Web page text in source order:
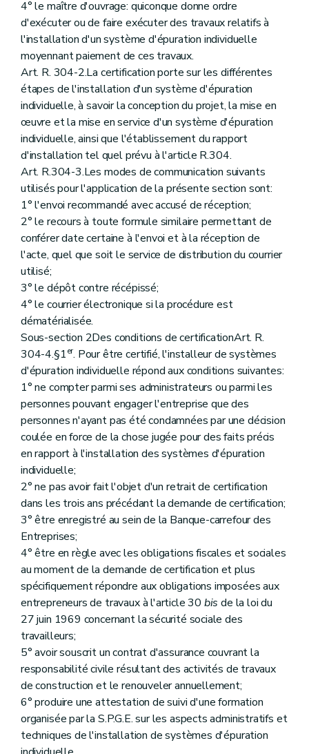
4° le maître d'ouvrage: quiconque donne ordre
d'exécuter ou de faire exécuter des travaux relatifs à
l'installation d'un système d'épuration individuelle
moyennant paiement de ces travaux.
Art. R. 304-2.La certification porte sur les différentes
étapes de l'installation d'un système d'épuration
individuelle, à savoir la conception du projet, la mise en
œuvre et la mise en service d'un système d'épuration
individuelle, ainsi que l'établissement du rapport
d'installation tel quel prévu à l'article R.304.
Art. R.304-3.Les modes de communication suivants
utilisés pour l'application de la présente section sont:
1° l'envoi recommandé avec accusé de réception;
2° le recours à toute formule similaire permettant de
conférer date certaine à l'envoi et à la réception de
l'acte, quel que soit le service de distribution du courrier
utilisé;
3° le dépôt contre récépissé;
4° le courrier électronique si la procédure est
dématérialisée.
Sous-section 2Des conditions de certificationArt. R.
304-4.§1er. Pour être certifié, l'installeur de systèmes
d'épuration individuelle répond aux conditions suivantes:
1° ne compter parmi ses administrateurs ou parmi les
personnes pouvant engager l'entreprise que des
personnes n'ayant pas été condamnées par une décision
coulée en force de la chose jugée pour des faits précis
en rapport à l'installation des systèmes d'épuration
individuelle;
2° ne pas avoir fait l'objet d'un retrait de certification
dans les trois ans précédant la demande de certification;
3° être enregistré au sein de la Banque-carrefour des
Entreprises;
4° être en règle avec les obligations fiscales et sociales
au moment de la demande de certification et plus
spécifiquement répondre aux obligations imposées aux
entrepreneurs de travaux à l'article 30 bis de la loi du
27 juin 1969 concernant la sécurité sociale des
travailleurs;
5° avoir souscrit un contrat d'assurance couvrant la
responsabilité civile résultant des activités de travaux
de construction et le renouveler annuellement;
6° produire une attestation de suivi d'une formation
organisée par la S.P.G.E. sur les aspects administratifs et
techniques de l'installation de systèmes d'épuration